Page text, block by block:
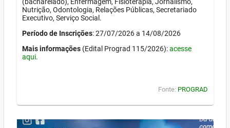
(bacharelado), Enfermagem, Fisioterapia, Jornalismo,
Nutrição, Odontologia, Relações Públicas, Secretariado
Executivo, Serviço Social.
Período de Inscrições: 27/07/2026 a 14/08/2026
Mais informações (Edital Prograd 115/2026):acesse
aqui.
Fonte: PROGRAD